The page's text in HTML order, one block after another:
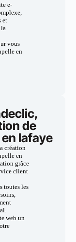
e-
et
la
vous
en
de
lafaye
création
en
grâce
client
toutes les
web un